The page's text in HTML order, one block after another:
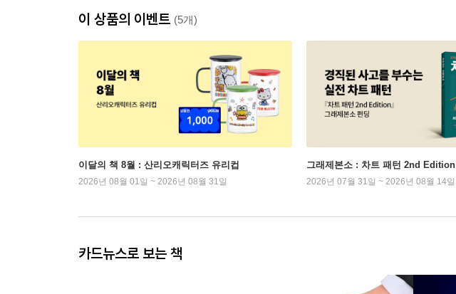
이 상품의 이벤트 (5개)
이달의 책 8월 : 산리오캐릭터즈 유리컵
2026년 08월 01일 ~ 2026년 08월 31일
그래제본소 : 차트 패턴 2nd Edition
2026년 07월 31일 ~ 2026년 08월 14일
카드뉴스로 보는 책